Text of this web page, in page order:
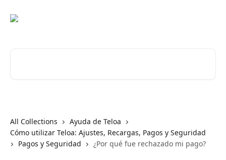
All Collections
Ayuda de Teloa
Cómo utilizar Teloa: Ajustes, Recargas, Pagos y Seguridad
Pagos y Seguridad
¿Por qué fue rechazado mi pago?